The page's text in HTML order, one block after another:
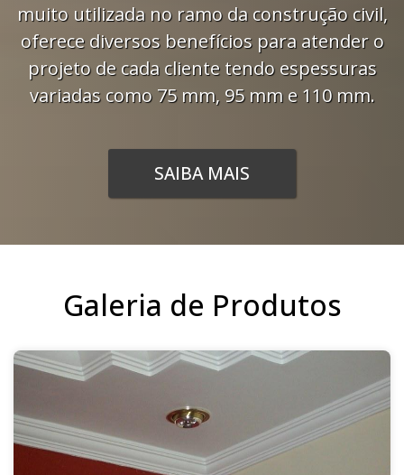
muito utilizada no ramo da construção civil,
oferece diversos benefícios para atender o
projeto de cada cliente tendo espessuras
variadas como 75 mm, 95 mm e 110 mm.
SAIBA MAIS
Galeria de Produtos